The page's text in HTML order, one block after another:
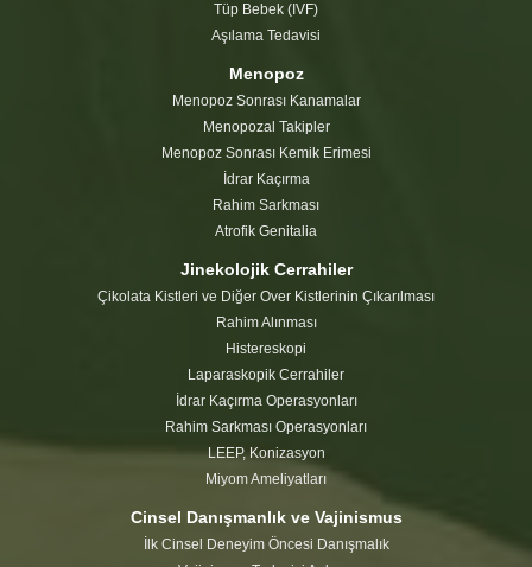
Tüp Bebek (IVF)
Aşılama Tedavisi
Menopoz
Menopoz Sonrası Kanamalar
Menopozal Takipler
Menopoz Sonrası Kemik Erimesi
İdrar Kaçırma
Rahim Sarkması
Atrofik Genitalia
Jinekolojik Cerrahiler
Çikolata Kistleri ve Diğer Over Kistlerinin Çıkarılması
Rahim Alınması
Histereskopi
Laparaskopik Cerrahiler
İdrar Kaçırma Operasyonları
Rahim Sarkması Operasyonları
LEEP, Konizasyon
Miyom Ameliyatları
Cinsel Danışmanlık ve Vajinismus
İlk Cinsel Deneyim Öncesi Danışmalık